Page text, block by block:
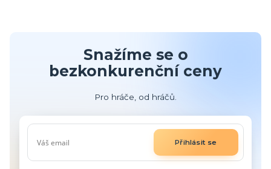
Snažíme se o
bezkonkurenční ceny
Pro hráče, od hráčů.
Přihlásit se